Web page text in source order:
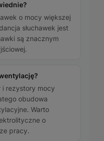
o mocy większej
słuchawek jest
są znacznym
i rezystory mocy
obudowa
Warto
o
pracy.